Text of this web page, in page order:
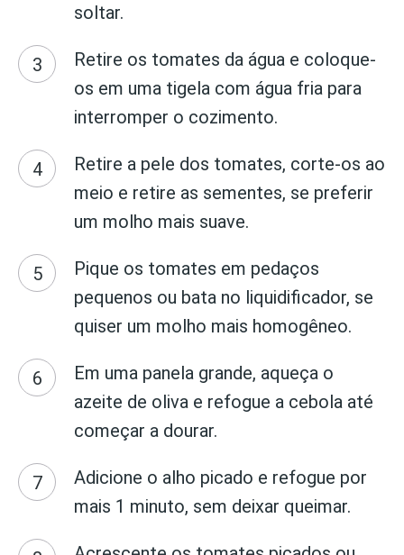
soltar.
Retire os tomates da água e coloque-
os em uma tigela com água fria para
interromper o cozimento.
Retire a pele dos tomates, corte-os ao
meio e retire as sementes, se preferir
um molho mais suave.
Pique os tomates em pedaços
pequenos ou bata no liquidificador, se
quiser um molho mais homogêneo.
Em uma panela grande, aqueça o
azeite de oliva e refogue a cebola até
começar a dourar.
Adicione o alho picado e refogue por
mais 1 minuto, sem deixar queimar.